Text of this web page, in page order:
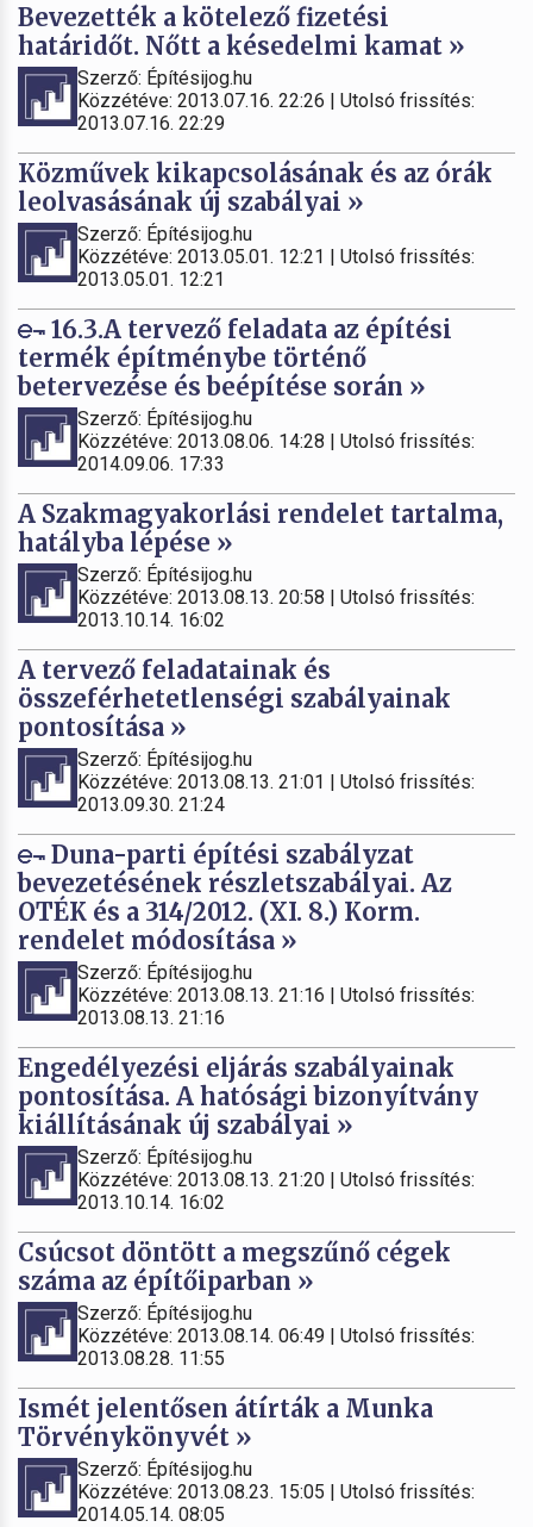
Bevezették a kötelező fizetési
határidőt. Nőtt a késedelmi kamat »
Szerző: Építésijog.hu
Közzétéve: 2013.07.16. 22:26 | Utolsó frissítés:
2013.07.16. 22:29
Közművek kikapcsolásának és az órák
leolvasásának új szabályai »
Szerző: Építésijog.hu
Közzétéve: 2013.05.01. 12:21 | Utolsó frissítés:
2013.05.01. 12:21
16.3.A tervező feladata az építési
termék építménybe történő
betervezése és beépítése során »
Szerző: Építésijog.hu
Közzétéve: 2013.08.06. 14:28 | Utolsó frissítés:
2014.09.06. 17:33
A Szakmagyakorlási rendelet tartalma,
hatályba lépése »
Szerző: Építésijog.hu
Közzétéve: 2013.08.13. 20:58 | Utolsó frissítés:
2013.10.14. 16:02
A tervező feladatainak és
összeférhetetlenségi szabályainak
pontosítása »
Szerző: Építésijog.hu
Közzétéve: 2013.08.13. 21:01 | Utolsó frissítés:
2013.09.30. 21:24
Duna-parti építési szabályzat
bevezetésének részletszabályai. Az
OTÉK és a 314/2012. (XI. 8.) Korm.
rendelet módosítása »
Szerző: Építésijog.hu
Közzétéve: 2013.08.13. 21:16 | Utolsó frissítés:
2013.08.13. 21:16
Engedélyezési eljárás szabályainak
pontosítása. A hatósági bizonyítvány
kiállításának új szabályai »
Szerző: Építésijog.hu
Közzétéve: 2013.08.13. 21:20 | Utolsó frissítés:
2013.10.14. 16:02
Csúcsot döntött a megszűnő cégek
száma az építőiparban »
Szerző: Építésijog.hu
Közzétéve: 2013.08.14. 06:49 | Utolsó frissítés:
2013.08.28. 11:55
Ismét jelentősen átírták a Munka
Törvénykönyvét »
Szerző: Építésijog.hu
Közzétéve: 2013.08.23. 15:05 | Utolsó frissítés:
2014.05.14. 08:05